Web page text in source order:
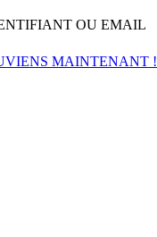
OU EMAIL
MAINTENANT !